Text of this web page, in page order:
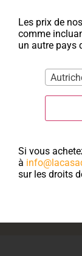
Les prix de
comme
un autre pays
Si vous
à
sur les droits